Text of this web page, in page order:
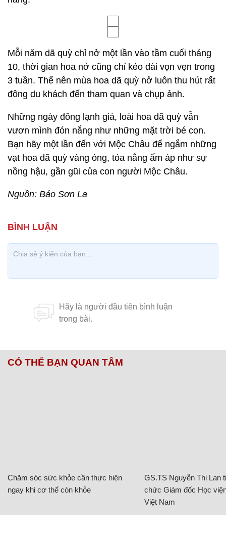
Mỗi năm dã quỳ chỉ nở một lần vào tầm cuối tháng
10, thời gian hoa nở cũng chỉ kéo dài vọn vẹn trong
3 tuần. Thế nên mùa hoa dã quỳ nở luôn thu hút rất
đông du khách đến tham quan và chụp ảnh.
Những ngày đông lạnh giá, loài hoa dã quỳ vẫn
vươn mình đón nắng như những mặt trời bé con.
Bạn hãy một lần đến với Mộc Châu để ngắm những
vạt hoa dã quỳ vàng óng, tỏa nắng ấm áp như sự
nồng hậu, gần gũi của con người Mộc Châu.
Nguồn: Báo Sơn La
CÓ THỂ BẠN QUAN TÂM
Chăm sóc sức khỏe cần thực hiện
ngay khi cơ thể còn khỏe
GS.TS Nguyễn Thị Lan
chức Giám đốc Học
Việt Nam